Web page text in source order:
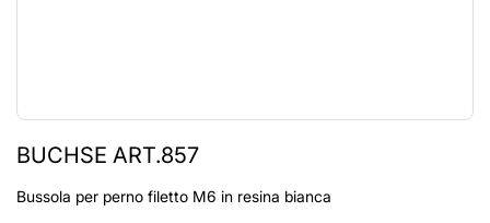
BUCHSE ART.857
Bussola per perno filetto M6 in resina bianca